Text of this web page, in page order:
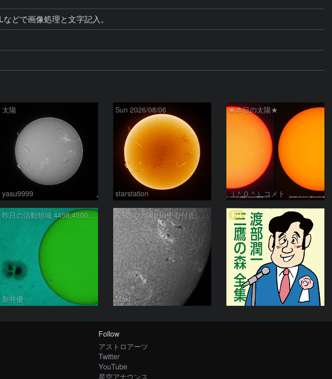
どで画像処理と文字記入。
太陽
yasu9999
Sun 2026/08/06
starstation
★本日の太陽★
（＾０＾）コメト
昨日の活動領域 4498,4500：2026/08/05
新井優
8/6朝の太陽(Hα中心付近、4498、4502付近)
Maki
PR
Follow
アストロアーツ
Twitter
YouTube
星空アナウンス